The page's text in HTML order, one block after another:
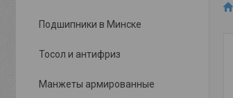
Подшипники в Минске
Тосол и антифриз
Манжеты армированные